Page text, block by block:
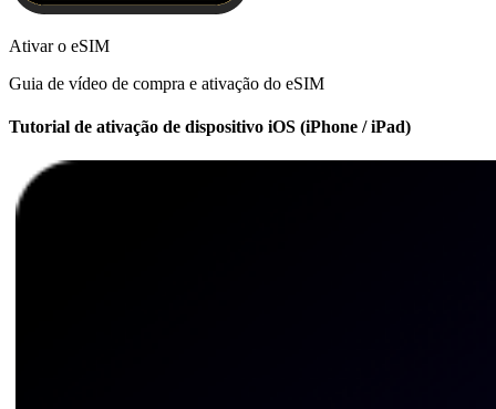
Ativar o eSIM
Guia de vídeo de compra e ativação do eSIM
Tutorial de ativação de dispositivo iOS (iPhone / iPad)